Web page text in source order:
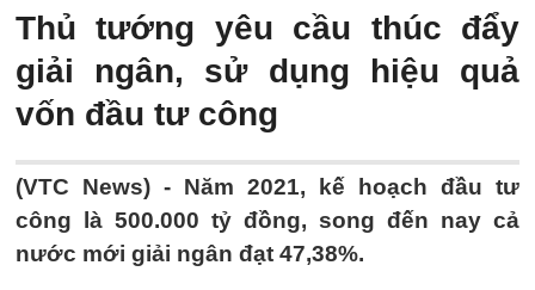
Thủ tướng yêu cầu thúc đẩy
giải ngân, sử dụng hiệu quả
vốn đầu tư công
(VTC News) - Năm 2021, kế hoạch đầu tư
công là 500.000 tỷ đồng, song đến nay cả
nước mới giải ngân đạt 47,38%.